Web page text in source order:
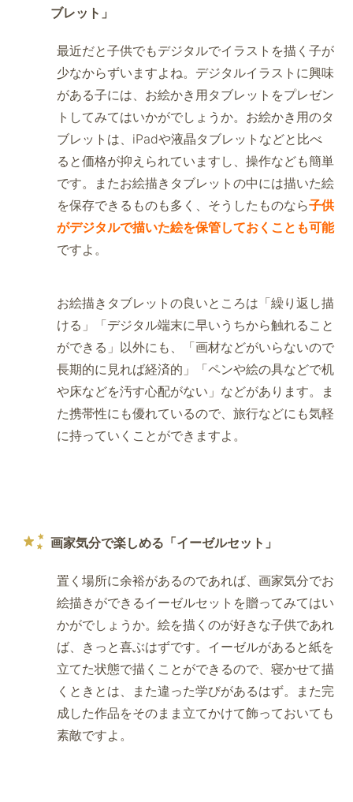
ブレット」
最近だと子供でもデジタルでイラストを描く子が
少なからずいますよね。デジタルイラストに興味
がある子には、お絵かき用タブレットをプレゼン
トしてみてはいかがでしょうか。お絵かき用のタ
ブレットは、iPadや液晶タブレットなどと比べ
ると価格が抑えられていますし、操作なども簡単
です。またお絵描きタブレットの中には描いた絵
を保存できるものも多く、そうしたものなら子供
がデジタルで描いた絵を保管しておくことも可能
ですよ。
お絵描きタブレットの良いところは「繰り返し描
ける」「デジタル端末に早いうちから触れること
ができる」以外にも、「画材などがいらないので
長期的に見れば経済的」「ペンや絵の具などで机
や床などを汚す心配がない」などがあります。ま
た携帯性にも優れているので、旅行などにも気軽
に持っていくことができますよ。
画家気分で楽しめる「イーゼルセット」
置く場所に余裕があるのであれば、画家気分でお
絵描きができるイーゼルセットを贈ってみてはい
かがでしょうか。絵を描くのが好きな子供であれ
ば、きっと喜ぶはずです。イーゼルがあると紙を
立てた状態で描くことができるので、寝かせて描
くときとは、また違った学びがあるはず。また完
成した作品をそのまま立てかけて飾っておいても
素敵ですよ。